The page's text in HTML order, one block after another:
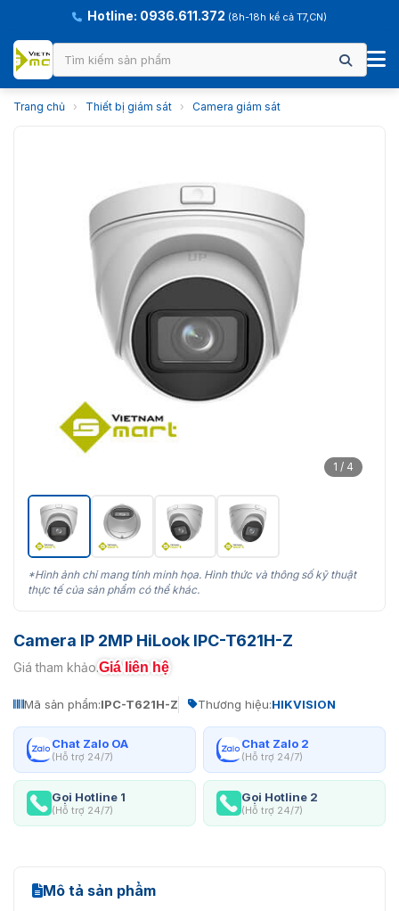
Hotline: 0936.611.372 (8h-18h kể cả T7,CN)
Trang chủ › Thiết bị giám sát › Camera giám sát
1 / 4
*Hình ảnh chỉ mang tính minh họa. Hình thức và thông số kỹ thuật
thực tế của sản phẩm có thể khác.
Camera IP 2MP HiLook IPC-T621H-Z
Giá tham khảo:Giá liên hệ
Mã sản phẩm:IPC-T621H-Z Thương hiệu:HIKVISION
Chat Zalo OA
(Hỗ trợ 24/7)
Chat Zalo 2
(Hỗ trợ 24/7)
Gọi Hotline 1
(Hỗ trợ 24/7)
Gọi Hotline 2
(Hỗ trợ 24/7)
Mô tả sản phẩm